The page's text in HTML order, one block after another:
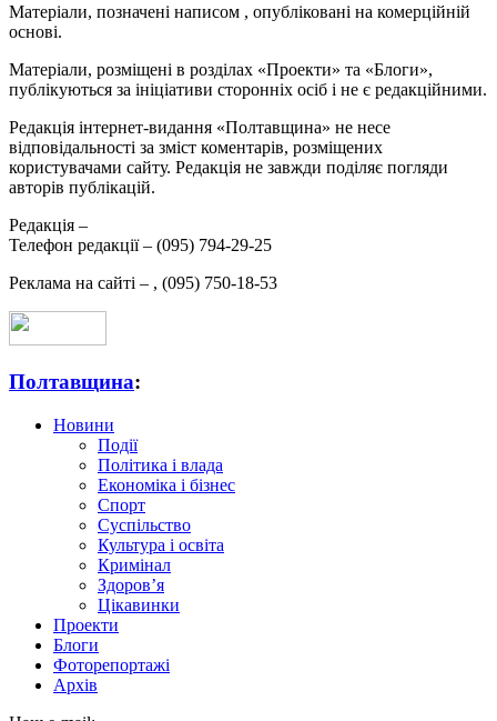
Матеріали, позначені написом , опубліковані на комерційній
основі.
Матеріали, розміщені в розділах «Проекти» та «Блоги»,
публікуються за ініціативи сторонніх осіб і не є редакційними.
Редакція інтернет-видання «Полтавщина» не несе
відповідальності за зміст коментарів, розміщених
користувачами сайту. Редакція не завжди поділяє погляди
авторів публікацій.
Редакція –
Телефон редакції – (095) 794-29-25
Реклама на сайті – , (095) 750-18-53
Полтавщина:
Новини
Події
Політика і влада
Економіка і бізнес
Спорт
Суспільство
Культура і освіта
Кримінал
Здоров’я
Цікавинки
Проекти
Блоги
Фоторепортажі
Архів